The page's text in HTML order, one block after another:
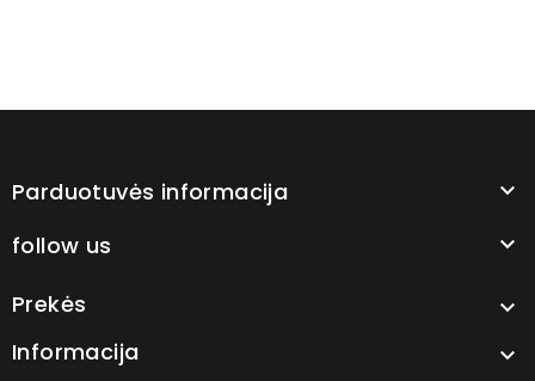
Parduotuvės informacija 
follow us 
Prekės 
Informacija 